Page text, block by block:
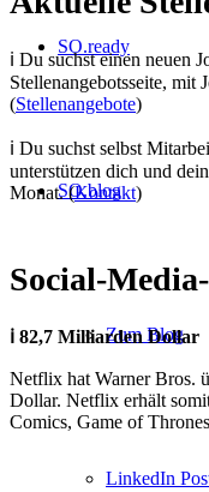
SO.ready
SO.blog
Zum Blog
LinkedIn
ℹ️ Du suchst einen neuen
Stellenangebotsseite, mit
(Stellenangebote)
ℹ️ Du suchst selbst
unterstützen dich und
Monat. (Kontakt)
Social-
ℹ️ 82,7 Milliarden Dollar
Netflix hat Warner Bros.
Dollar. Netflix erhält
Comics, Game of